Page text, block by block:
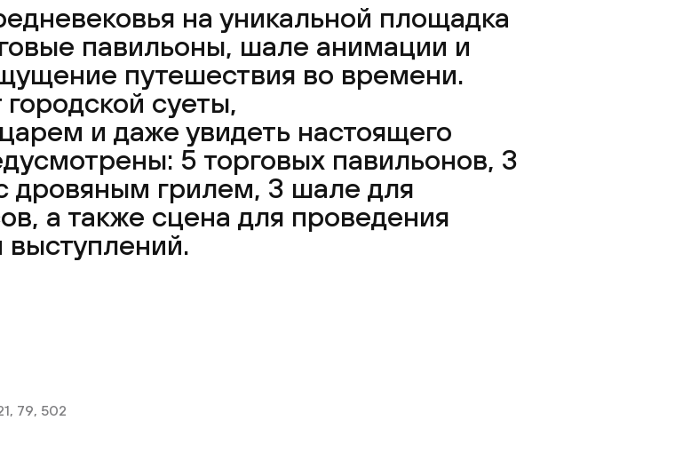
на уникальной площадка
павильоны, шале анимации и
путешествия во времени.
суеты,
и даже увидеть настоящего
5 торговых павильонов, 3
дровяным грилем, 3 шале для
а также сцена для проведения
79, 502